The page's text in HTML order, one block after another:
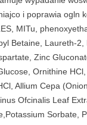
I
L
L
U
S
S
t
y
m
i poprawia ogln
MITu,
Betaine, Laureth-
Zinc
Ornithine
Allium Cepa
Ofcinalis Leaf
Sorbate,